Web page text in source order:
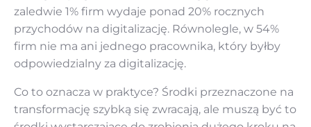
zaledwie 1% firm wydaje ponad 20% rocznych
przychodów na digitalizację. Równolegle, w 54%
firm nie ma ani jednego pracownika, który byłby
odpowiedzialny za digitalizację.
Co to oznacza w praktyce? Środki przeznaczone na
transformację szybką się zwracają, ale muszą być to